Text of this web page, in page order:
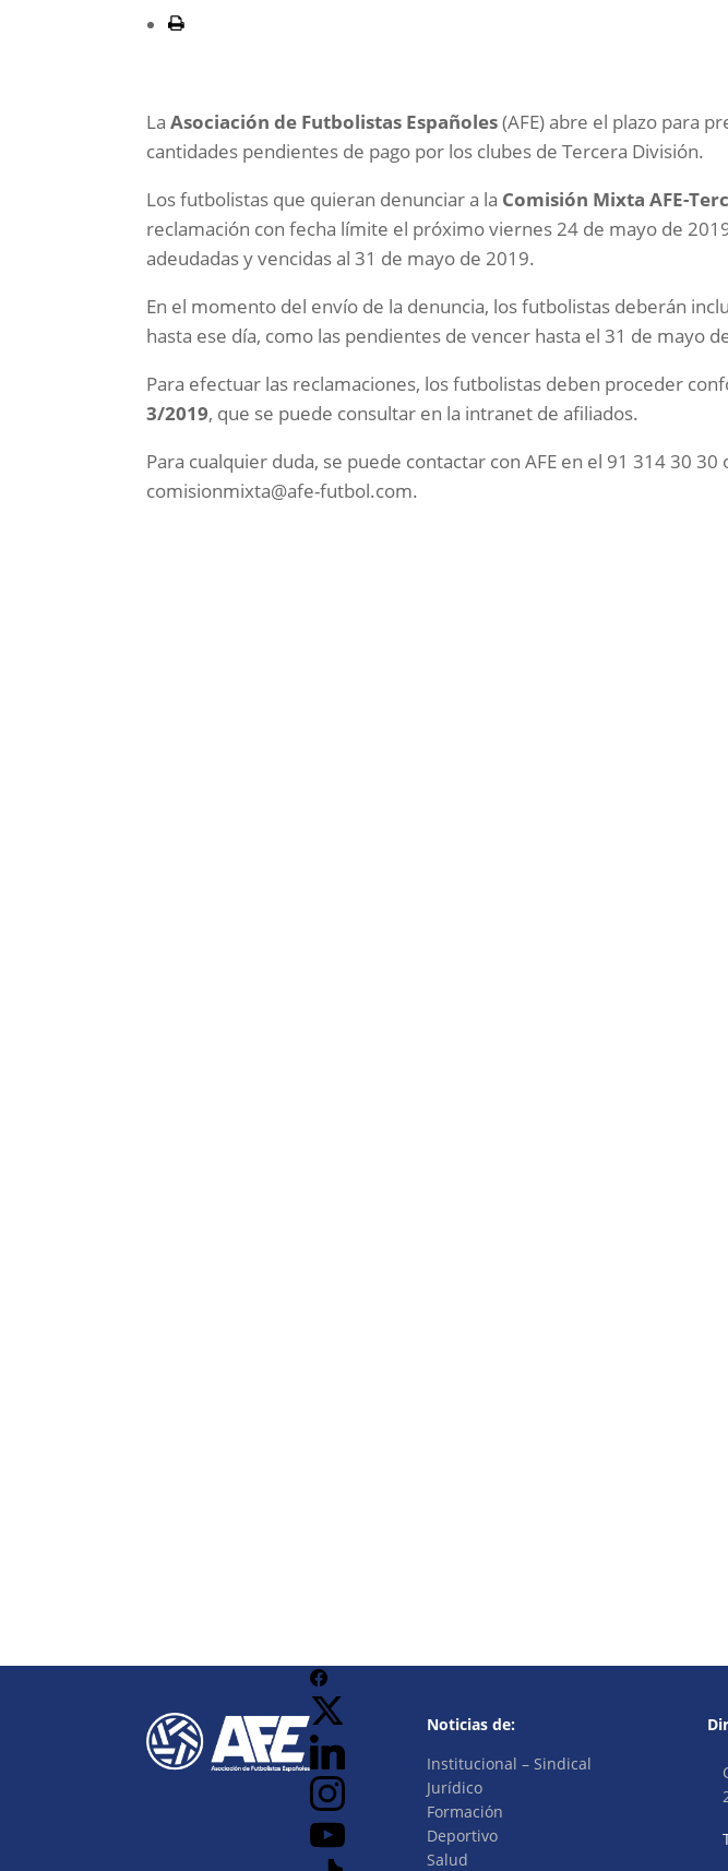
LaAsociación de Futbolistas Españoles(AFE) abre el plazo para
cantidades pendientes de pago por los clubes de Tercera División.
Los futbolistas que quieran denunciar a la Comisión Mixta AFE-
reclamación con fecha límite el próximo viernes 24 de mayo de
adeudadas y vencidas al 31 de mayo de 2019.
En el momento del envío de la denuncia, los futbolistas deberán
hasta ese día, como las pendientes de vencer hasta el 31 de mayo
Para efectuar las reclamaciones, los futbolistas deben proceder
3/2019, que se puede consultar en la intranet de afiliados.
Para cualquier duda, se puede contactar con AFE en el 91 314 30 30
comisionmixta@afe-futbol.com.
Noticias de:
Institucional – Sindical
Jurídico
Formación
Deportivo
Salud